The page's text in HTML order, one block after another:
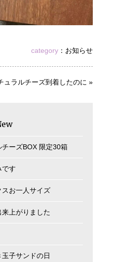
category ： お知らせ
ュラルチーズ到着したのに »
ーズBOX 限定30箱
です
お一人サイズ
上がりました
子サンドの日